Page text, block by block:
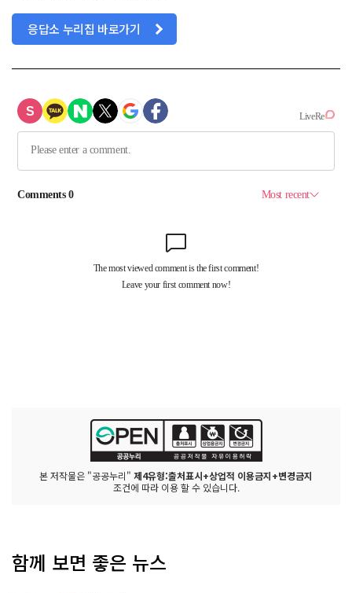
응답소 누리집 바로가기
본 저작물은 "공공누리" 제4유형:출처표시+상업적 이용금지+변경금지
조건에 따라 이용 할 수 있습니다.
함께 보면 좋은 뉴스